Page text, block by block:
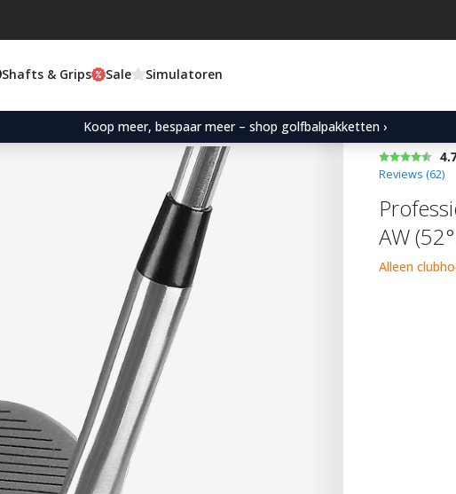
Shafts & Grips Sale Simulatoren
Koop meer, bespaar meer – shop golfbalpakketten ›
Reviews (62)
AW
Alleen